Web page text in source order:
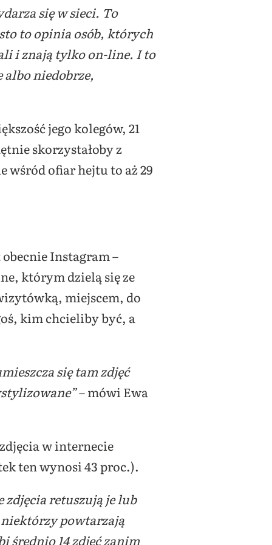
się w sieci. To
to opinia osób, których
i znają tylko on-line. I to
albo niedobrze,
jego kolegów, 21
skorzystałoby z
wśród ofiar hejtu to aż 29
Instagram –
którym dzielą się ze
miejscem, do
kim chcieliby być, a
się tam zdjęć
– mówi Ewa
w internecie
ten wynosi 43 proc.).
zdjęcia retuszują je lub
powtarzają
średnio 14 zdjęć zanim